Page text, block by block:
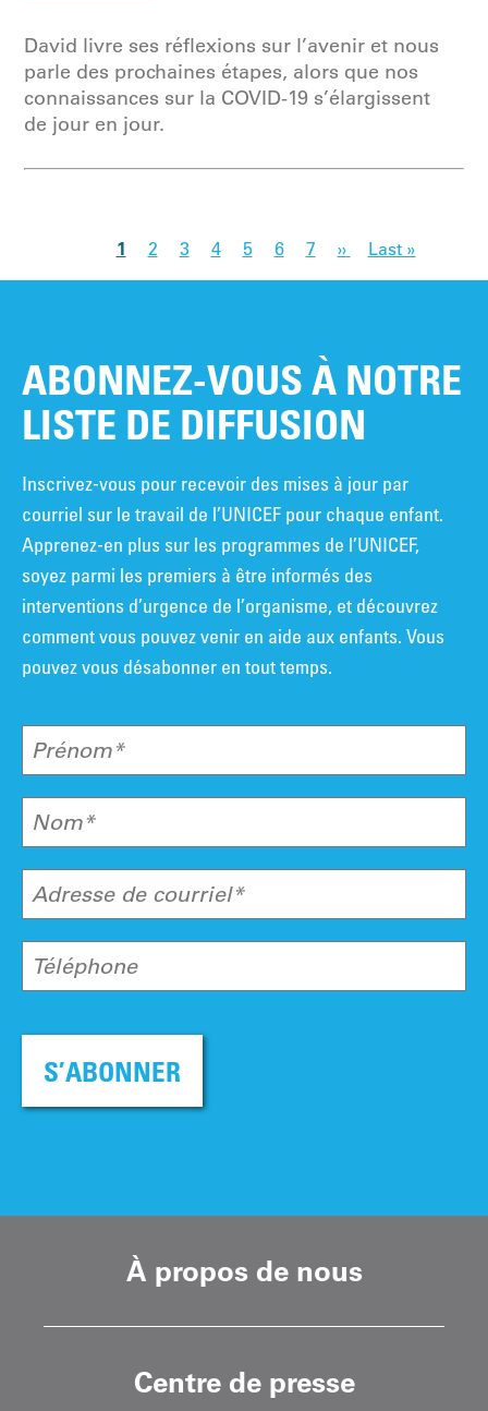
David livre ses réflexions sur l’avenir et nous
parle des prochaines étapes, alors que nos
connaissances sur la COVID-19 s’élargissent
de jour en jour.
1 2 3 4 5 6 7 ›› Last »
ABONNEZ-VOUS À NOTRE
LISTE DE DIFFUSION
Inscrivez-vous pour recevoir des mises à jour par
courriel sur le travail de l’UNICEF pour chaque enfant.
Apprenez-en plus sur les programmes de l’UNICEF,
soyez parmi les premiers à être informés des
interventions d’urgence de l’organisme, et découvrez
comment vous pouvez venir en aide aux enfants. Vous
pouvez vous désabonner en tout temps.
Prénom*
Nom*
Adresse de courriel*
Téléphone
S’ABONNER
À propos de nous
Centre de presse